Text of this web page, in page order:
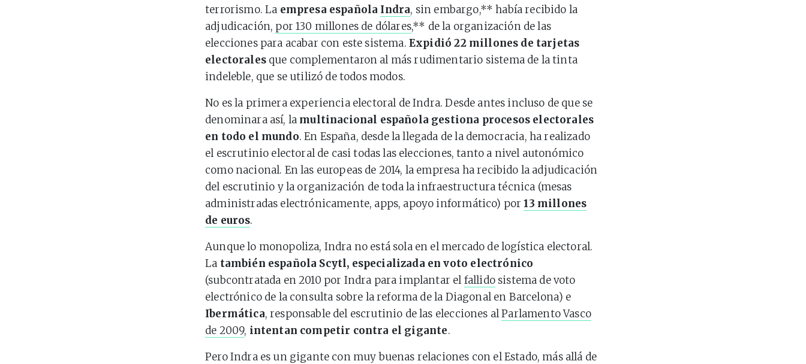
terrorismo. La empresa española Indra, sin embargo,** había recibido la
adjudicación, por 130 millones de dólares,** de la organización de las
elecciones para acabar con este sistema. Expidió 22 millones de tarjetas
electoralesque complementaron al más rudimentario sistema de la tinta
indeleble, que se utilizó de todos modos.
No es la primera experiencia electoral de Indra. Desde antes incluso de que se
denominara así, la multinacional española gestiona procesos electorales
en todo el mundo. En España, desde la llegada de la democracia, ha realizado
el escrutinio electoral de casi todas las elecciones, tanto a nivel autonómico
como nacional. En las europeas de 2014, la empresa ha recibido la adjudicación
del escrutinio y la organización de toda la infraestructura técnica (mesas
administradas electrónicamente, apps, apoyo informático) por13 millones
de euros.
Aunque lo monopoliza, Indra no está sola en el mercado de logística electoral.
La también española Scytl, especializada en voto electrónico
(subcontratada en 2010 por Indra para implantar elfallidosistema de voto
electrónico de la consulta sobre la reforma de la Diagonal en Barcelona) e
Ibermática, responsable del escrutinio de las elecciones alParlamento Vasco
de 2009, intentan competir contra el gigante.
Pero Indra es un gigante con muy buenas relaciones con el Estado, más allá de